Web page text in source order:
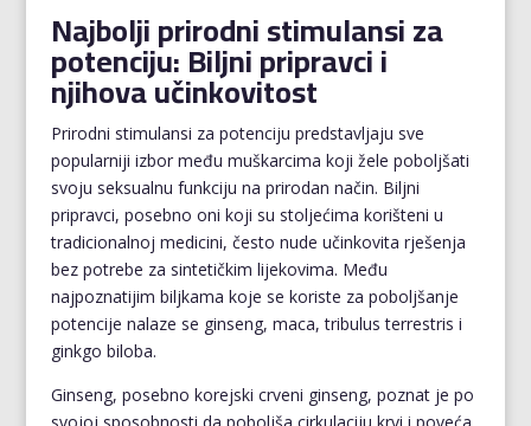
Najbolji prirodni stimulansi za
potenciju: Biljni pripravci i
njihova učinkovitost
Prirodni stimulansi za potenciju predstavljaju sve
popularniji izbor među muškarcima koji žele poboljšati
svoju seksualnu funkciju na prirodan način. Biljni
pripravci, posebno oni koji su stoljećima korišteni u
tradicionalnoj medicini, često nude učinkovita rješenja
bez potrebe za sintetičkim lijekovima. Među
najpoznatijim biljkama koje se koriste za poboljšanje
potencije nalaze se ginseng, maca, tribulus terrestris i
ginkgo biloba.
Ginseng, posebno korejski crveni ginseng, poznat je po